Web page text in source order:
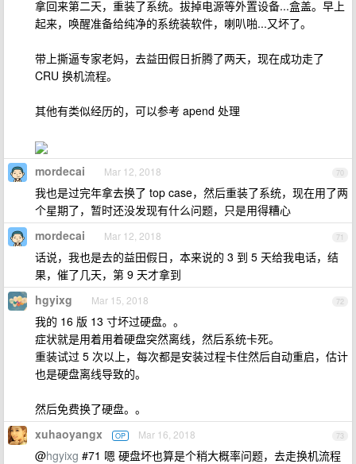
拿回来第二天，重装了系统。拔掉电源等外置设备...盒盖。早上
起来，唤醒准备给纯净的系统装软件，喇叭啪...又坏了。
带上撕逼专家老妈，去益田假日折腾了两天，现在成功走了
CRU 换机流程。
其他有类似经历的，可以参考 apend 处理
70
mordecai Mar 12, 2018
我也是过完年拿去换了 top case，然后重装了系统，现在用了两
个星期了，暂时还没发现有什么问题，只是用得糟心
71
mordecai Mar 12, 2018
话说，我也是去的益田假日，本来说的 3 到 5 天给我电话，结
果，催了几天，第 9 天才拿到
72
hgyixg Mar 15, 2018
我的 16 版 13 寸坏过硬盘。。
症状就是用着用着硬盘突然离线，然后系统卡死。
重装试过 5 次以上，每次都是安装过程卡住然后自动重启，估计
也是硬盘离线导致的。
然后免费换了硬盘。。
73
xuhaoyangx OP Mar 16, 2018
@hgyixg #71 嗯 硬盘坏也算是个稍大概率问题，去走换机流程